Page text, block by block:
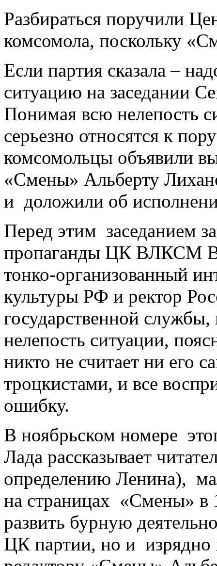
Разбираться поручили
комсомола, поскольку
Если партия сказала –
ситуацию на заседании
Понимая всю нелепость
серьезно относятся к
комсомольцы объявили
«Смены» Альберту
и доложили об
Перед этим заседанием
пропаганды ЦК ВЛКСМ
тонко-организованный
культуры РФ и ректор
государственной
нелепость ситуации,
никто не считает ни его
троцкистами, и все
ошибку.
В ноябрьском номере
Лада рассказывает
определению Ленина),
на страницах «Смены» в
развить бурную
ЦК партии, но и изрядно